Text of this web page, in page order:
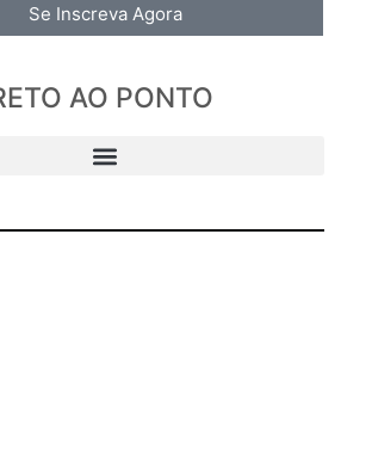
Se Inscreva Agora
AO PONTO